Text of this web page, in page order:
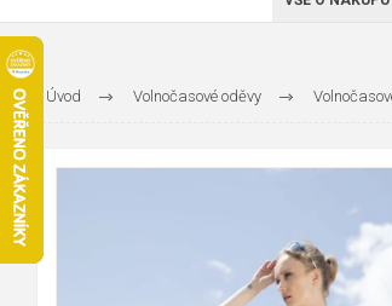
Úvod Volnočasové oděvy